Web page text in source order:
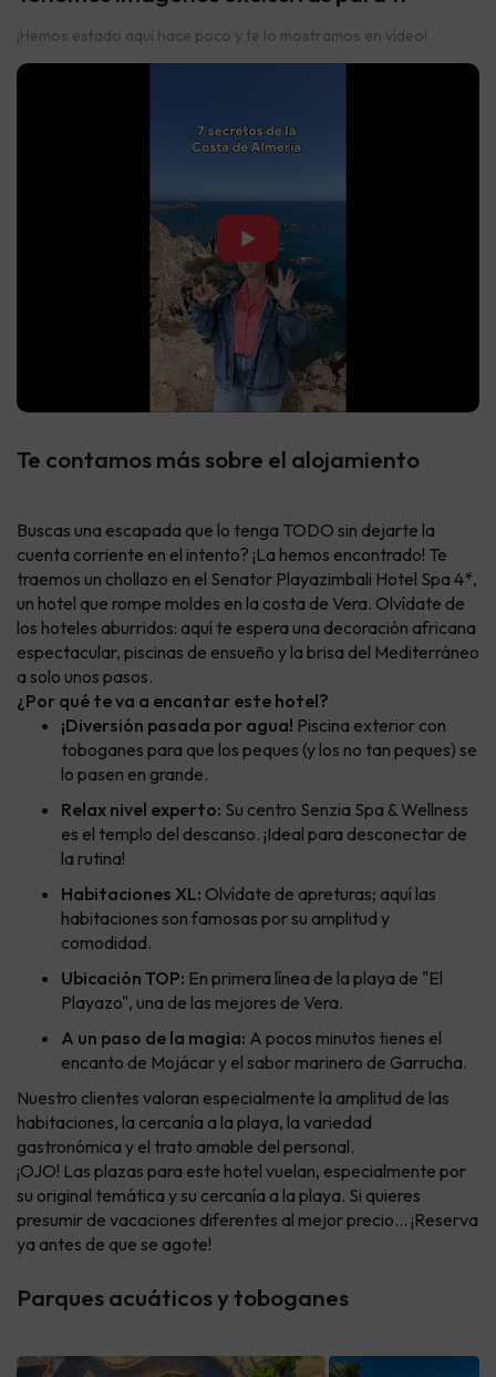
¡Hemos estado aquí hace poco y te lo mostramos en vídeo!
▶
Te contamos más sobre el alojamiento
Buscas una escapada que lo tenga TODO sin dejarte la
cuenta corriente en el intento? ¡La hemos encontrado! Te
traemos un chollazo en el Senator Playazimbali Hotel Spa 4*,
un hotel que rompe moldes en la costa de Vera. Olvídate de
los hoteles aburridos: aquí te espera una decoración africana
espectacular, piscinas de ensueño y la brisa del Mediterráneo
a solo unos pasos.
¿Por qué te va a encantar este hotel?
¡Diversión pasada por agua! Piscina exterior con
toboganes para que los peques (y los no tan peques) se
lo pasen en grande.
Relax nivel experto: Su centro Senzia Spa & Wellness
es el templo del descanso. ¡Ideal para desconectar de
la rutina!
Habitaciones XL: Olvídate de apreturas; aquí las
habitaciones son famosas por su amplitud y
comodidad.
Ubicación TOP: En primera línea de la playa de "El
Playazo", una de las mejores de Vera.
A un paso de la magia: A pocos minutos tienes el
encanto de Mojácar y el sabor marinero de Garrucha.
Nuestro clientes valoran especialmente la amplitud de las
habitaciones, la cercanía a la playa, la variedad
gastronómica y el trato amable del personal.
¡OJO! Las plazas para este hotel vuelan, especialmente por
su original temática y su cercanía a la playa. Si quieres
presumir de vacaciones diferentes al mejor precio... ¡Reserva
ya antes de que se agote!
Parques acuáticos y toboganes